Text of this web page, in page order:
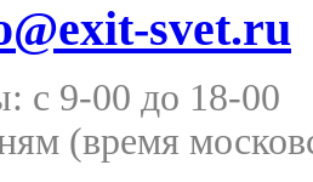
svet.ru
с 9-00 до 18-00
(время